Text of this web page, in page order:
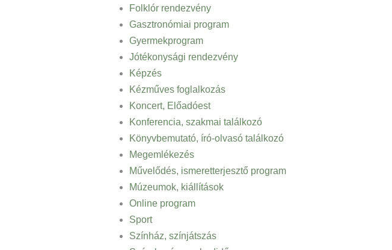
Folklór rendezvény
Gasztronómiai program
Gyermekprogram
Jótékonysági rendezvény
Képzés
Kézműves foglalkozás
Koncert, Előadóest
Konferencia, szakmai találkozó
Könyvbemutató, író-olvasó találkozó
Megemlékezés
Művelődés, ismeretterjesztő program
Múzeumok, kiállítások
Online program
Sport
Színház, színjátszás